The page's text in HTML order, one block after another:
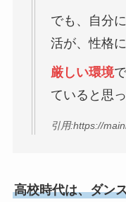
でも、自分
活が、性格
厳しい環境
ていると思
引用:https://
高校時代は、ダン